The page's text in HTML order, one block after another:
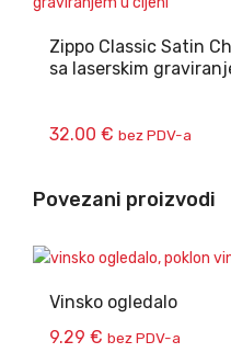
Zippo Classic Satin
sa laserskim
32.00 € bez PDV-a
Povezani proizvodi
Vinsko ogledalo
9.29 € bez PDV-a